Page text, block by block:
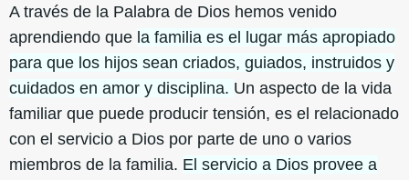
A través de la Palabra de Dios hemos venido
aprendiendo que la familia es el lugar más apropiado
para que los hijos sean criados, guiados, instruidos y
cuidados en amor y disciplina. Un aspecto de la vida
familiar que puede producir tensión, es el relacionado
con el servicio a Dios por parte de uno o varios
miembros de la familia. El servicio a Dios provee a